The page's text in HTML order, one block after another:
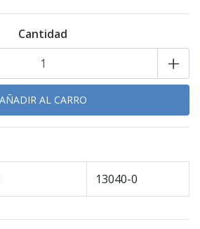
Cantidad
+
13040-0